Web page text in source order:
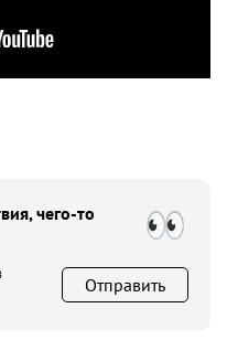
чего-то
Отправить